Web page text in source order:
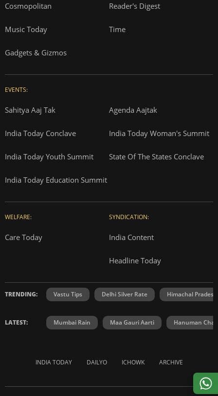
Cosmopolitan Reader's Digest
Music Today Time
Gadgets & Gizmos
EVENTS:
Sahitya Aaj Tak Agenda Aajtak
India Today Conclave India Today Woman's Summit
India Today Youth Summit State Of The States Conclave
India Today Education Summit
WELFARE:
Care Today
SYNDICATION:
India Content
Headline Today
TRENDING: Vastu Tips Delhi Silver Rate Himachal
LATEST: Mumbai Rain Maa Gauri Aarti Hanuman
INDIA TODAY DAILYO ICHOWK ARCHIVE